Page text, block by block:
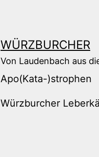
WÜRZBURCHER
Von Laudenbach aus
Apo(Kata-)strophen
Würzburcher